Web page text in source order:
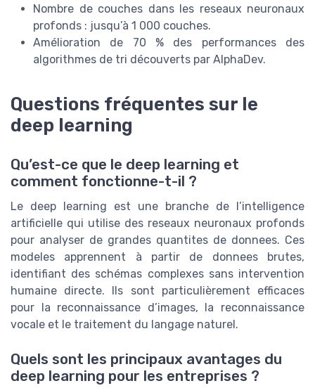
Nombre de couches dans les reseaux neuronaux
profonds : jusqu’à 1 000 couches.
Amélioration de 70 % des performances des
algorithmes de tri découverts par AlphaDev.
Questions fréquentes sur le
deep learning
Qu’est-ce que le deep learning et
comment fonctionne-t-il ?
Le deep learning est une branche de l’intelligence
artificielle qui utilise des reseaux neuronaux profonds
pour analyser de grandes quantites de donnees. Ces
modeles apprennent à partir de donnees brutes,
identifiant des schémas complexes sans intervention
humaine directe. Ils sont particulièrement efficaces
pour la reconnaissance d’images, la reconnaissance
vocale et le traitement du langage naturel.
Quels sont les principaux avantages du
deep learning pour les entreprises ?